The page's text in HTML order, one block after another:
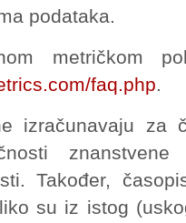
podataka.
metričkom
faq.php.
izračunavaju za
Također,
su iz istog